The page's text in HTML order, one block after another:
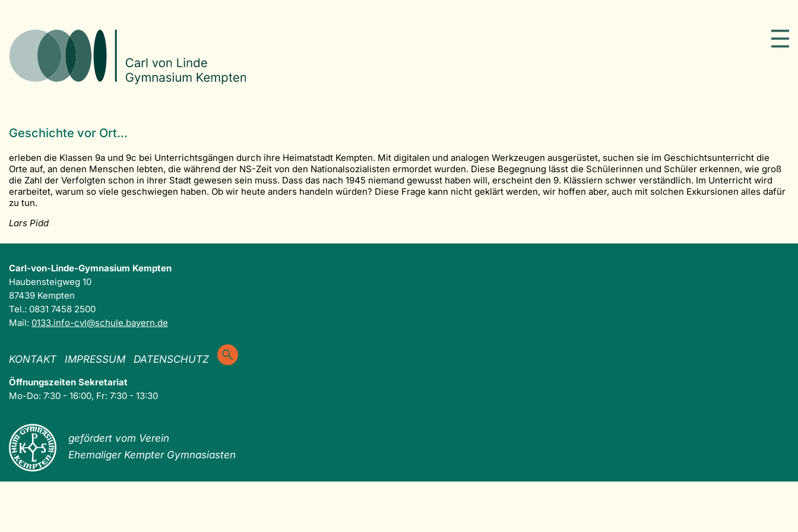
Geschichte vor Ort...
erleben die Klassen 9a und 9c bei Unterrichtsgängen durch ihre Heimatstadt Kempten. Mit digitalen und analogen Werkzeugen ausgerüstet, suchen sie im Geschichtsunterricht die
Orte auf, an denen Menschen lebten, die während der NS-Zeit von den Nationalsozialisten ermordet wurden. Diese Begegnung lässt die Schülerinnen und Schüler erkennen, wie groß
die Zahl der Verfolgten schon in ihrer Stadt gewesen sein muss. Dass das nach 1945 niemand gewusst haben will, erscheint den 9. Klässlern schwer verständlich. Im Unterricht wird
erarbeitet, warum so viele geschwiegen haben. Ob wir heute anders handeln würden? Diese Frage kann nicht geklärt werden, wir hoffen aber, auch mit solchen Exkursionen alles dafür
zu tun.
Lars Pidd
Carl-von-Linde-Gymnasium Kempten
Haubensteigweg 10
87439 Kempten
Tel.: 0831 7458 2500
Mail: 0133.info-cvl@schule.bayern.de
KONTAKT IMPRESSUM DATENSCHUTZ
Öffnungszeiten Sekretariat
Mo-Do: 7:30 - 16:00, Fr: 7:30 - 13:30
gefördert vom Verein
Ehemaliger Kempter Gymnasiasten